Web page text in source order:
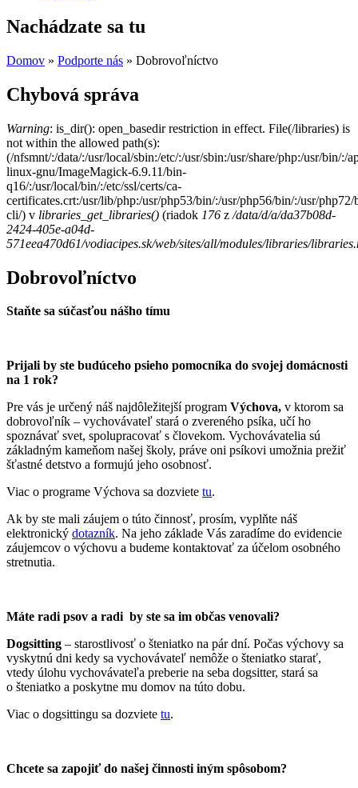
Nachádzate sa tu
Domov » Podporte nás » Dobrovoľníctvo
Chybová správa
Warning: is_dir(): open_basedir restriction in effect. File(/libraries) is
not within the allowed path(s):
(/nfsmnt/:/data/:/usr/local/sbin:/etc/:/usr/sbin:/usr/share/php:/usr/bin/
linux-gnu/ImageMagick-6.9.11/bin-
q16/:/usr/local/bin/:/etc/ssl/certs/ca-
certificates.crt:/usr/lib/php:/usr/php53/bin/:/usr/php56/bin/:/usr/
cli/) v libraries_get_libraries() (riadok 176 z /data/d/a/da37b08d-
2424-405e-a04d-
571eea470d61/vodiacipes.sk/web/sites/all/modules/libraries/
Dobrovoľníctvo
Staňte sa súčasťou nášho tímu
Prijali by ste budúceho psieho pomocníka do svojej domácnosti
na 1 rok?
Pre vás je určený náš najdôležitejší program Výchova, v ktorom sa
dobrovoľník – vychovávateľ stará o zvereného psíka, učí ho
spoznávať svet, spolupracovať s človekom. Vychovávatelia sú
základným kameňom našej školy, práve oni psíkovi umožnia prežiť
šťastné detstvo a formujú jeho osobnosť.
Viac o programe Výchova sa dozviete tu.
Ak by ste mali záujem o túto činnosť, prosím, vyplňte náš
elektronický dotazník. Na jeho základe Vás zaradíme do evidencie
záujemcov o výchovu a budeme kontaktovať za účelom osobného
stretnutia.
Máte radi psov a radi by ste sa im občas venovali?
Dogsitting – starostlivosť o šteniatko na pár dní. Počas výchovy sa
vyskytnú dni kedy sa vychovávateľ nemôže o šteniatko starať,
vtedy úlohu vychovávateľa preberie na seba dogsitter, stará sa
o šteniatko a poskytne mu domov na túto dobu.
Viac o dogsittingu sa dozviete tu.
Chcete sa zapojiť do našej činnosti iným spôsobom?